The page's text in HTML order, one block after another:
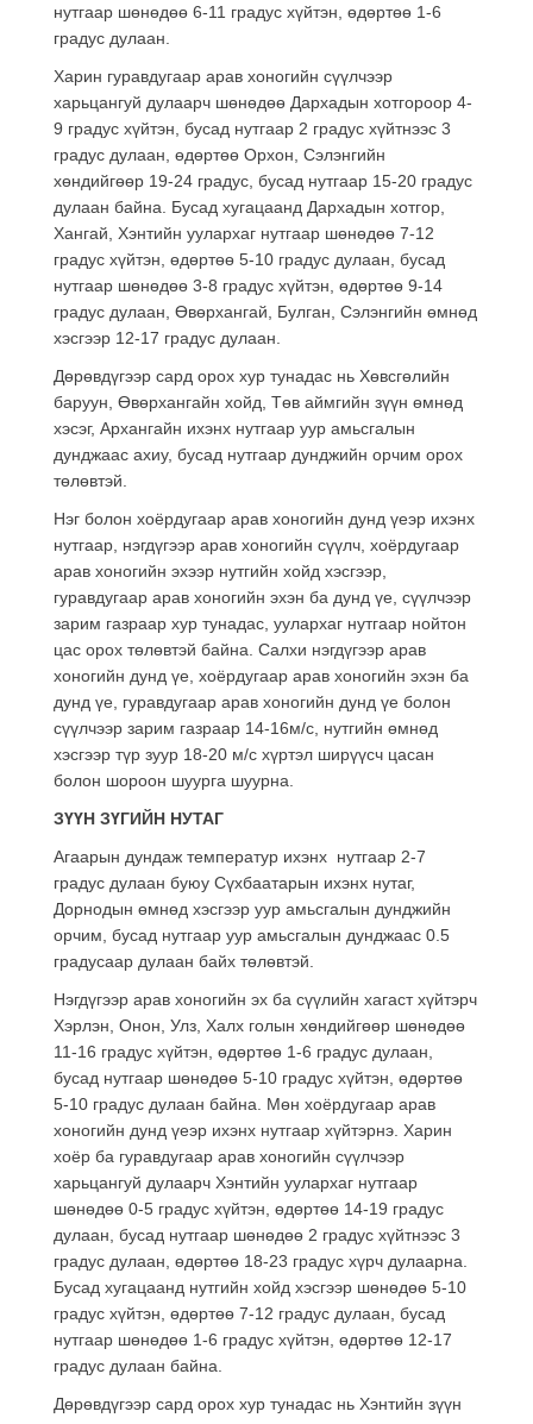
нутгаар шөнөдөө 6-11 градус хүйтэн, өдөртөө 1-6
градус дулаан.
Харин гуравдугаар арав хоногийн сүүлчээр
харьцангуй дулаарч шөнөдөө Дархадын хотгороор 4-
9 градус хүйтэн, бусад нутгаар 2 градус хүйтнээс 3
градус дулаан, өдөртөө Орхон, Сэлэнгийн
хөндийгөөр 19-24 градус, бусад нутгаар 15-20 градус
дулаан байна. Бусад хугацаанд Дархадын хотгор,
Хангай, Хэнтийн уулархаг нутгаар шөнөдөө 7-12
градус хүйтэн, өдөртөө 5-10 градус дулаан, бусад
нутгаар шөнөдөө 3-8 градус хүйтэн, өдөртөө 9-14
градус дулаан, Өвөрхангай, Булган, Сэлэнгийн өмнөд
хэсгээр 12-17 градус дулаан.
Дөрөвдүгээр сард орох хур тунадас нь Хөвсгөлийн
баруун, Өвөрхангайн хойд, Төв аймгийн зүүн өмнөд
хэсэг, Архангайн ихэнх нутгаар уур амьсгалын
дунджаас ахиу, бусад нутгаар дунджийн орчим орох
төлөвтэй.
Нэг болон хоёрдугаар арав хоногийн дунд үеэр ихэнх
нутгаар, нэгдүгээр арав хоногийн сүүлч, хоёрдугаар
арав хоногийн эхээр нутгийн хойд хэсгээр,
гуравдугаар арав хоногийн эхэн ба дунд үе, сүүлчээр
зарим газраар хур тунадас, уулархаг нутгаар нойтон
цас орох төлөвтэй байна. Салхи нэгдүгээр арав
хоногийн дунд үе, хоёрдугаар арав хоногийн эхэн ба
дунд үе, гуравдугаар арав хоногийн дунд үе болон
сүүлчээр зарим газраар 14-16м/с, нутгийн өмнөд
хэсгээр түр зуур 18-20 м/с хүртэл ширүүсч цасан
болон шороон шуурга шуурна.
ЗҮҮН ЗҮГИЙН НУТАГ
Агаарын дундаж температур ихэнх нутгаар 2-7
градус дулаан буюу Сүхбаатарын ихэнх нутаг,
Дорнодын өмнөд хэсгээр уур амьсгалын дунджийн
орчим, бусад нутгаар уур амьсгалын дунджаас 0.5
градусаар дулаан байх төлөвтэй.
Нэгдүгээр арав хоногийн эх ба сүүлийн хагаст хүйтэрч
Хэрлэн, Онон, Улз, Халх голын хөндийгөөр шөнөдөө
11-16 градус хүйтэн, өдөртөө 1-6 градус дулаан,
бусад нутгаар шөнөдөө 5-10 градус хүйтэн, өдөртөө
5-10 градус дулаан байна. Мөн хоёрдугаар арав
хоногийн дунд үеэр ихэнх нутгаар хүйтэрнэ. Харин
хоёр ба гуравдугаар арав хоногийн сүүлчээр
харьцангуй дулаарч Хэнтийн уулархаг нутгаар
шөнөдөө 0-5 градус хүйтэн, өдөртөө 14-19 градус
дулаан, бусад нутгаар шөнөдөө 2 градус хүйтнээс 3
градус дулаан, өдөртөө 18-23 градус хүрч дулаарна.
Бусад хугацаанд нутгийн хойд хэсгээр шөнөдөө 5-10
градус хүйтэн, өдөртөө 7-12 градус дулаан, бусад
нутгаар шөнөдөө 1-6 градус хүйтэн, өдөртөө 12-17
градус дулаан байна.
Дөрөвдүгээр сард орох хур тунадас нь Хэнтийн зүүн